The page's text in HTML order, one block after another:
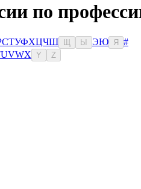
по
СТУФХЦЧШ Ы ЭЮ Я
#
UVWX Y Z